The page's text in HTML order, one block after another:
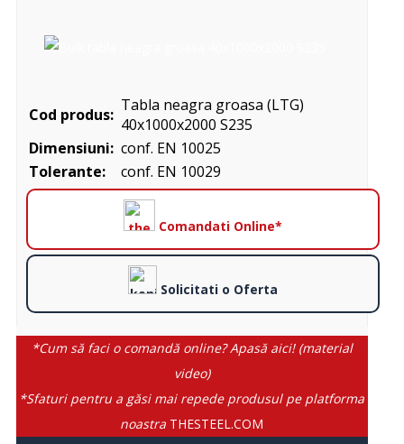
Cod produs: Tabla neagra groasa (LTG)
40x1000x2000 S235
Dimensiuni: conf. EN 10025
Tolerante:
conf. EN 10029
Comandati Online*
Solicitati o Oferta
*Cum să faci o comandă online? Apasă aici! (material
video)
*Sfaturi pentru a găsi mai repede produsul pe platforma
noastra THESTEEL.COM